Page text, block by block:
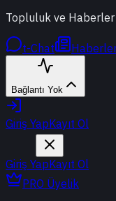
Topluluk ve Haberler
t-Chat
Bağlantı Yok
Giriş YapKayıt Ol
Giriş YapKayıt Ol
PRO Üyelik